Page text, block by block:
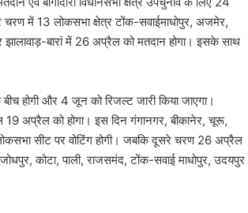
में 13 लोकसभा क्षेत्र टोंक-सवाईमाधोपुर, अजमेर,
झालावाड़-बारां में 26 अप्रैल को मतदान होगा। इसके साथ
होगी और 4 जून को रिजल्ट जारी किया जाएगा।
19 अप्रैल को होगा। इस दिन गंगानगर, बीकानेर, चूरू,
सीट पर वोटिंग होगी। जबकि दूसरे चरण 26 अप्रैल
कोटा, पाली, राजसमंद, टोंक-सवाई माधोपुर, उदयपुर